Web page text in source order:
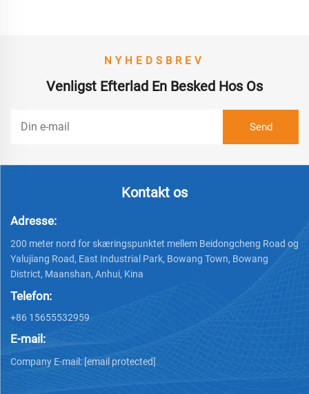
NYHEDSBREV
Venligst Efterlad En Besked Hos Os
Kontakt os
Adresse:
200 meter nord for skæringspunktet mellem Beidongcheng Road og
Yalujiang Road, East Industrial Park, Bowang Town, Bowang
District, Maanshan, Anhui, Kina
Telefon:
+86 15655532959
E-mail:
Company E-mail: [email protected]